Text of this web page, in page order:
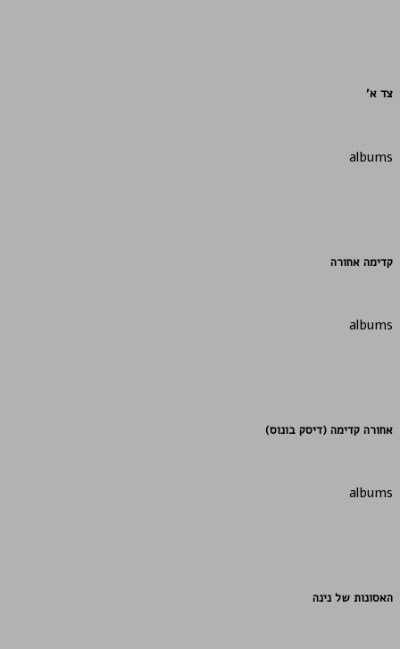
צד א’
albums
קדימה אחורה
albums
אחורה קדימה (דיסק בונוס)
albums
האסונות של נינה